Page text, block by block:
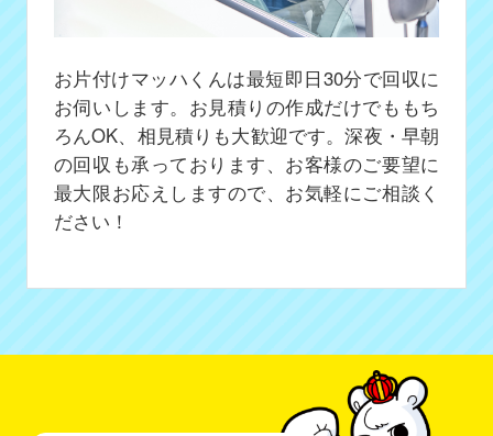
お片付けマッハくんは最短即日30分で回収に
お伺いします。お見積りの作成だけでももち
ろんOK、相見積りも大歓迎です。深夜・早朝
の回収も承っております、お客様のご要望に
最大限お応えしますので、お気軽にご相談く
ださい！